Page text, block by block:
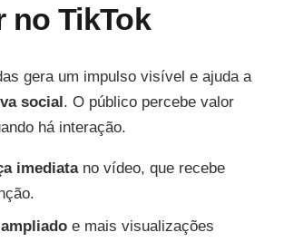
no TikTok
gera um impulso visível e ajuda a
social. O público percebe valor
há interação.
imediatano vídeo, que recebe
e mais visualizações